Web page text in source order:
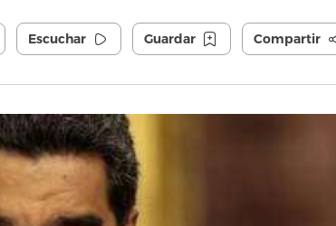
Escuchar Guardar Compartir